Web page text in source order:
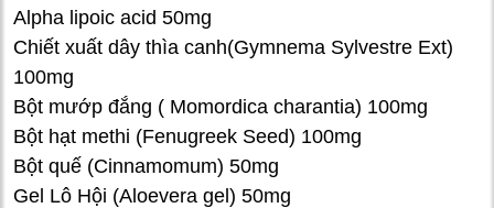
Alpha lipoic acid 50mg
Chiết xuất dây thìa canh(Gymnema Sylvestre Ext)
100mg
Bột mướp đắng ( Momordica charantia) 100mg
Bột hạt methi (Fenugreek Seed) 100mg
Bột quế (Cinnamomum) 50mg
Gel Lô Hội (Aloevera gel) 50mg